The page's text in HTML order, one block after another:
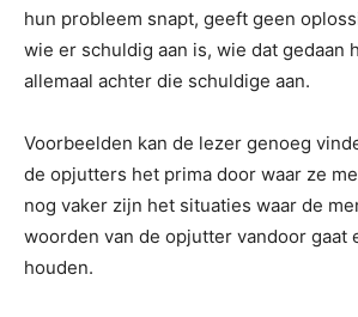
hun probleem snapt, geeft geen
wie er schuldig aan is, wie dat gedaan
allemaal achter die schuldige aan.
Voorbeelden kan de lezer genoeg
de opjutters het prima door waar ze
nog vaker zijn het situaties waar de
woorden van de opjutter vandoor gaat
houden.